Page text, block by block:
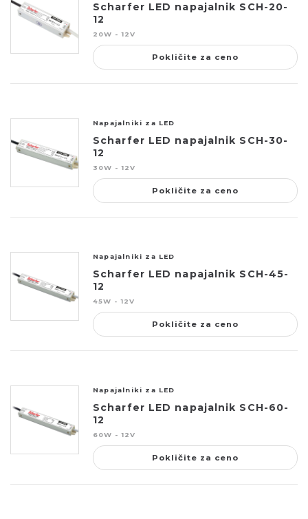
Scharfer LED napajalnik SCH-20-
12
20W - 12V
Pokličite za ceno
Napajalniki za LED
Scharfer LED napajalnik SCH-30-
12
30W - 12V
Pokličite za ceno
Napajalniki za LED
Scharfer LED napajalnik SCH-45-
12
45W - 12V
Pokličite za ceno
Napajalniki za LED
Scharfer LED napajalnik SCH-60-
12
60W - 12V
Pokličite za ceno